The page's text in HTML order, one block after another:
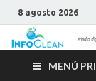
8 agosto 2026
MENÚ